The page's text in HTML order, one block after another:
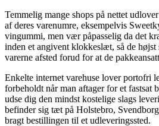
Temmelig mange shops på nettet
af deres varenumre, eksempelvis
vingummi, men vær påpasselig da det
inden et angivent klokkeslæt, så de højst
varerne afsted forud for at de
Enkelte internet varehuse lover portofri
forbeholdt når man aftager for et fastsat
udse dig den mindst kostelige slags
befinder sig tæt på Holstebro,
bragt bestillingen til et udleveringssted.